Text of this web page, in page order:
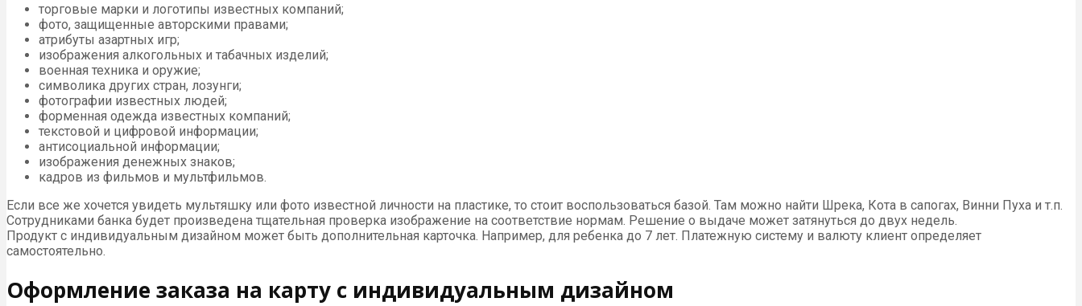
торговые марки и логотипы известных компаний;
фото, защищенные авторскими правами;
атрибуты азартных игр;
изображения алкогольных и табачных изделий;
военная техника и оружие;
символика других стран, лозунги;
фотографии известных людей;
форменная одежда известных компаний;
текстовой и цифровой информации;
антисоциальной информации;
изображения денежных знаков;
кадров из фильмов и мультфильмов.
Если все же хочется увидеть мультяшку или фото известной личности на пластике, то стоит воспользоваться базой. Там можно найти Шрека, Кота в сапогах, Винни Пуха и т.п.
Сотрудниками банка будет произведена тщательная проверка изображение на соответствие нормам. Решение о выдаче может затянуться до двух недель.
Продукт с индивидуальным дизайном может быть дополнительная карточка. Например, для ребенка до 7 лет. Платежную систему и валюту клиент определяет
самостоятельно.
Оформление заказа на карту с индивидуальным дизайном